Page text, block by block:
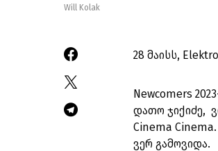
Will Kolak
28 მაისს,
Newcomers
დათო ჯიქიძე,
Cinema
ვერ გამოვიდა.